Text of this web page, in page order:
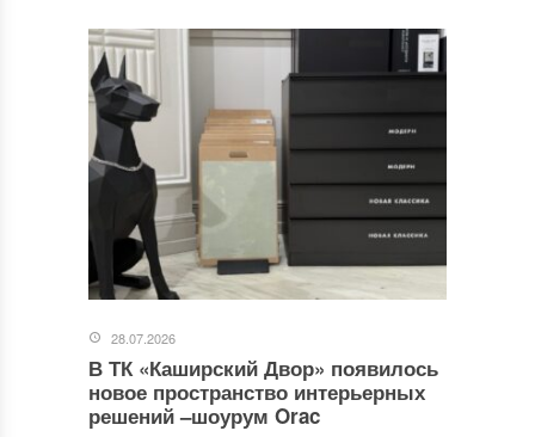
28.07.2026
В ТК «Каширский Двор» появилось
новое пространство интерьерных
решений –шоурум Orac